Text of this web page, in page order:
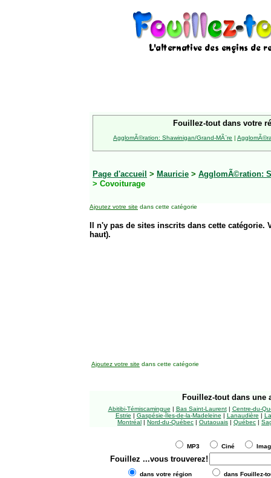
Fouillez-tout dans votre
AgglomÃ©ration: Shawinigan/Grand-MÃ¨re |
Page d'accueil > Mauricie > AgglomÃ©ration:
> Covoiturage
Ajoutez votre site dans cette catégorie
Il n'y pas de sites inscrits dans cette
haut).
Ajoutez votre site dans cette catégorie
Fouillez-tout dans une
Abitibi-Témiscamingue | Bas Saint-Laurent| Centre-du-
Estrie | Gaspésie-Îles-de-la-Madeleine | Lanaudière |
Montréal | Nord-du-Québec | Outaouais | Québec |
MP3 Ciné
Fouillez ...vous trouverez!
dans votre région dans Fouillez-